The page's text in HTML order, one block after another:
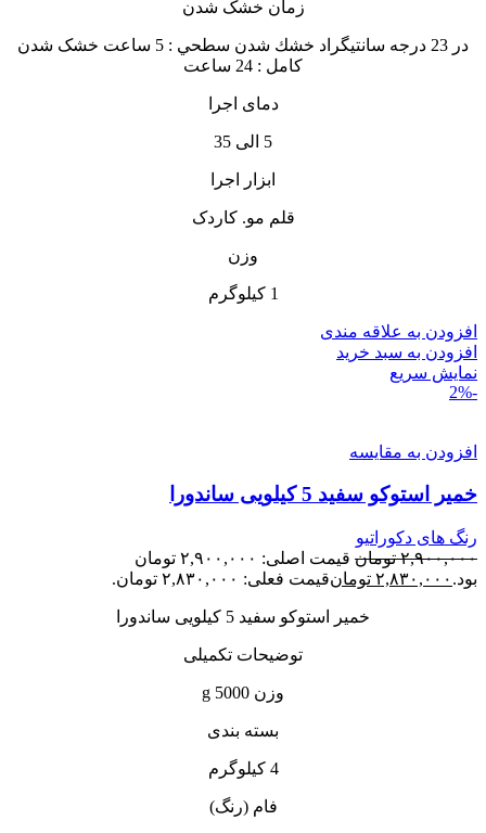
زمان خشک شدن
در 23 درجه سانتيگراد خشك شدن سطحي : 5 ساعت خشک شدن
کامل : 24 ساعت
دمای اجرا
5 الی 35
ابزار اجرا
قلم مو. کاردک
وزن
1 کیلوگرم
افزودن به علاقه مندی
افزودن به سبد خرید
نمایش سریع
-2%
افزودن به مقایسه
خمیر استوکو سفید 5 کیلویی ساندورا
رنگ های دکوراتیو
۲,۹۰۰,۰۰۰ تومان
قیمت اصلی: ۲,۹۰۰,۰۰۰ تومان
بود. ۲,۸۳۰,۰۰۰ تومانقیمت فعلی: ۲,۸۳۰,۰۰۰ تومان.
خمیر استوکو سفید 5 کیلویی ساندورا
توضیحات تکمیلی
وزن 5000 g
بسته بندی
4 کیلوگرم
فام (رنگ)